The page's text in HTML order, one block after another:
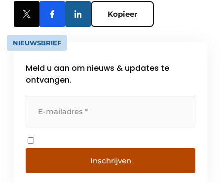
Kopieer
NIEUWSBRIEF
Meld u aan om nieuws & updates te
ontvangen.
Inschrijven